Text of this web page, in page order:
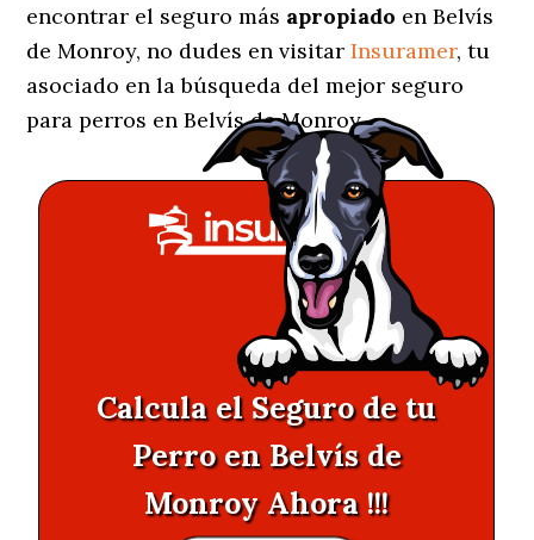
encontrar el seguro más apropiado en Belvís
de Monroy, no dudes en visitarInsuramer, tu
asociado en la búsqueda del mejor seguro
para perros en Belvís de Monroy.
Calcula el Seguro de tu
Perro en Belvís de
Monroy Ahora !!!